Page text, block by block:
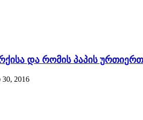
და რომის პაპის
2016